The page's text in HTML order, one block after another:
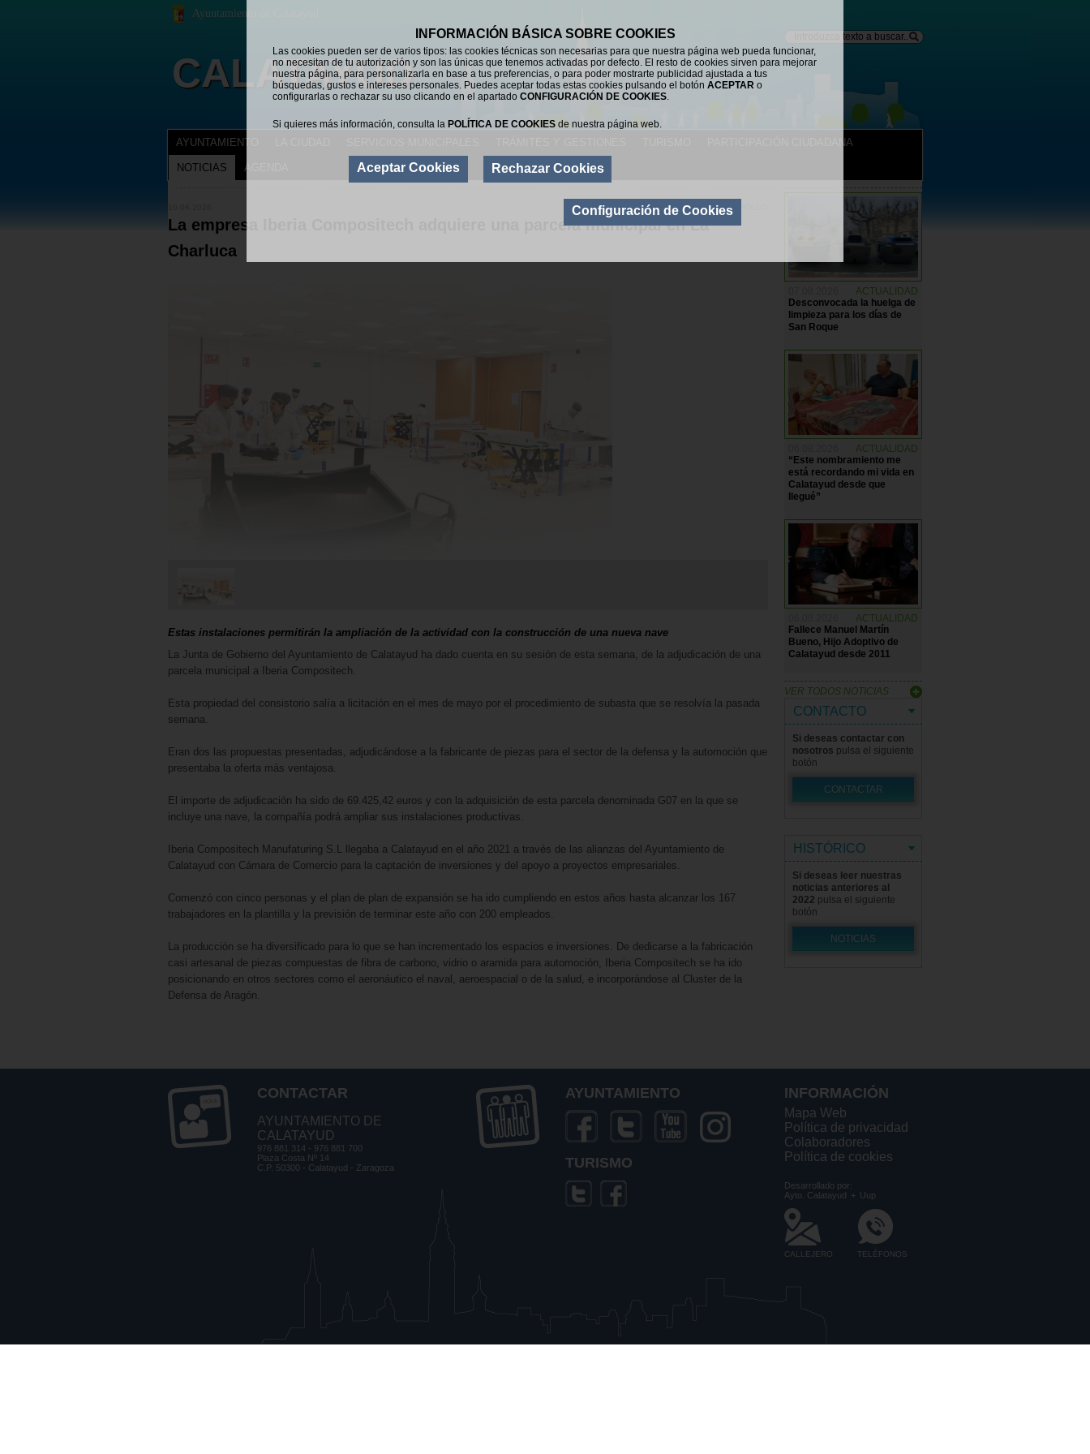
INFORMACIÓN BÁSICA SOBRE COOKIES
Las cookies pueden ser de varios tipos: las cookies técnicas son necesarias para que nuestra página web pueda funcionar,
no necesitan de tu autorización y son las únicas que tenemos activadas por defecto. El resto de cookies sirven para mejorar
nuestra página, para personalizarla en base a tus preferencias, o para poder mostrarte publicidad ajustada a tus
búsquedas, gustos e intereses personales. Puedes aceptar todas estas cookies pulsando el botón ACEPTAR o
configurarlas o rechazar su uso clicando en el apartado CONFIGURACIÓN DE COOKIES.
Si quieres más información, consulta la POLÍTICA DE COOKIES de nuestra página web.
Aceptar Cookies Rechazar Cookies
Configuración de CookiesDESARROLLO
La empresa Iberia Compositech adquiere una parcela municipal en La
Charluca
Estas instalaciones permitirán la ampliación de la actividad con la construcción de una nueva nave
La Junta de Gobierno del Ayuntamiento de Calatayud ha dado cuenta en su sesión de esta semana, de la adjudicación de una
parcela municipal a Iberia Compositech.
Esta propiedad del consistorio salía a licitación en el mes de mayo por el procedimiento de subasta que se resolvía la pasada
semana.
Eran dos las propuestas presentadas, adjudicándose a la fabricante de piezas para el sector de la defensa y la automoción que
presentaba la oferta más ventajosa.
El importe de adjudicación ha sido de 69.425,42 euros y con la adquisición de esta parcela denominada G07 en la que se
incluye una nave, la compañía podrá ampliar sus instalaciones productivas.
Iberia Compositech Manufaturing S.L llegaba a Calatayud en el año 2021 a través de las alianzas del Ayuntamiento de
Calatayud con Cámara de Comercio para la captación de inversiones y del apoyo a proyectos empresariales.
Comenzó con cinco personas y el plan de plan de expansión se ha ido cumpliendo en estos años hasta alcanzar los 167
trabajadores en la plantilla y la previsión de terminar este año con 200 empleados.
La producción se ha diversificado para lo que se han incrementado los espacios e inversiones. De dedicarse a la fabricación
casi artesanal de piezas compuestas de fibra de carbono, vidrio o aramida para automoción, Iberia Compositech se ha ido
posicionando en otros sectores como el aeronáutico el naval, aeroespacial o de la salud, e incorporándose al Cluster de la
Defensa de Aragón.
ACTUALIDAD
Desconvocada la huelga de
limpieza para los días de
San Roque
ACTUALIDAD
“Este nombramiento me
está recordando mi vida en
Calatayud desde que
llegué”
ACTUALIDAD
Fallece Manuel Martín
Bueno, Hijo Adoptivo de
Calatayud desde 2011
VER TODOS NOTICIAS
CONTACTO
Si deseas contactar con
nosotros pulsa el siguiente
botón
CONTACTAR
HISTÓRICO
Si deseas leer nuestras
noticias anteriores al
2022 pulsa el siguiente
botón
NOTICIAS
AYUNTAMIENTO PARTICIPACIÓN CIUDADANA
NOTICIAS AGENDA
Ayuntamiento de Calatayud
CALATAYUD
CONTACTAR
AYUNTAMIENTO DE
CALATAYUD
976 881 314 - 976 881 700
Plaza Costa Nº 14
C.P. 50300 - Calatayud - Zaragoza
AYUNTAMIENTO
TURISMO
INFORMACIÓN
Mapa Web
Política de privacidad
Colaboradores
Política de cookies
Desarrollado por:
Ayto. Calatayud
+ Uup
CALLEJERO TELÉFONOS